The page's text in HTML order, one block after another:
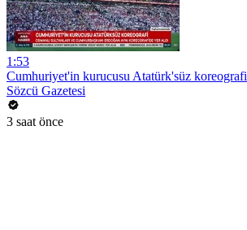
1:53
Cumhuriyet'in kurucusu Atatürk'süz koreografi
Sözcü Gazetesi
3 saat önce